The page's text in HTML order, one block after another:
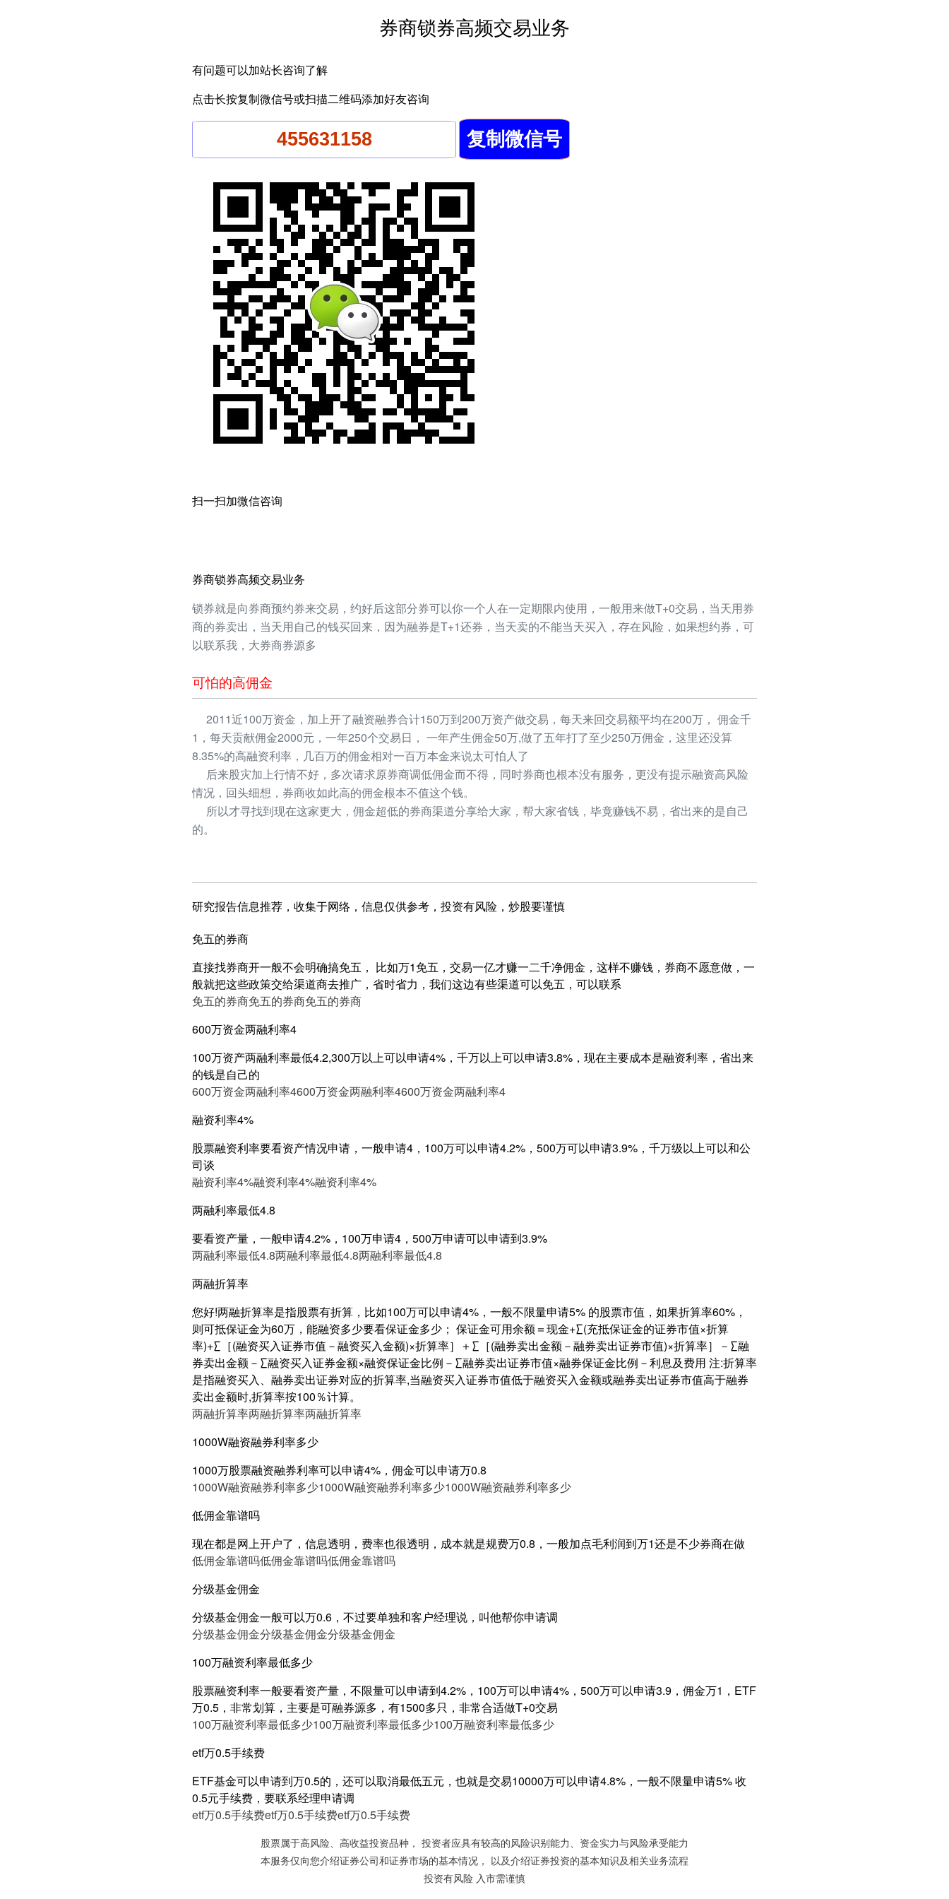
券商锁券高频交易业务
有问题可以加站长咨询了解
点击长按复制微信号或扫描二维码添加好友咨询
扫一扫加微信咨询
券商锁券高频交易业务
锁券就是向券商预约券来交易，约好后这部分券可以你一个人在一定期限内使用，一般用来做T+0交易，当天用券
商的券卖出，当天用自己的钱买回来，因为融券是T+1还券，当天卖的不能当天买入，存在风险，如果想约券，可
以联系我，大券商券源多
可怕的高佣金
2011近100万资金，加上开了融资融券合计150万到200万资产做交易，每天来回交易额平均在200万， 佣金千
1，每天贡献佣金2000元，一年250个交易日， 一年产生佣金50万,做了五年打了至少250万佣金，这里还没算
8.35%的高融资利率，几百万的佣金相对一百万本金来说太可怕人了
后来股灾加上行情不好，多次请求原券商调低佣金而不得，同时券商也根本没有服务，更没有提示融资高风险
情况，回头细想，券商收如此高的佣金根本不值这个钱。
所以才寻找到现在这家更大，佣金超低的券商渠道分享给大家，帮大家省钱，毕竟赚钱不易，省出来的是自己
的。
研究报告信息推荐，收集于网络，信息仅供参考，投资有风险，炒股要谨慎
免五的券商
直接找券商开一般不会明确搞免五， 比如万1免五，交易一亿才赚一二千净佣金，这样不赚钱，券商不愿意做，一
般就把这些政策交给渠道商去推广，省时省力，我们这边有些渠道可以免五，可以联系
免五的券商免五的券商免五的券商
600万资金两融利率4
100万资产两融利率最低4.2,300万以上可以申请4%，千万以上可以申请3.8%，现在主要成本是融资利率，省出来
的钱是自己的
600万资金两融利率4600万资金两融利率4600万资金两融利率4
融资利率4%
股票融资利率要看资产情况申请，一般申请4，100万可以申请4.2%，500万可以申请3.9%，千万级以上可以和公
司谈
融资利率4%融资利率4%融资利率4%
两融利率最低4.8
要看资产量，一般申请4.2%，100万申请4，500万申请可以申请到3.9%
两融利率最低4.8两融利率最低4.8两融利率最低4.8
两融折算率
您好!两融折算率是指股票有折算，比如100万可以申请4%，一般不限量申请5% 的股票市值，如果折算率60%，
则可抵保证金为60万，能融资多少要看保证金多少； 保证金可用余额＝现金+∑(充抵保证金的证券市值×折算
率)+∑［(融资买入证券市值－融资买入金额)×折算率］＋∑［(融券卖出金额－融券卖出证券市值)×折算率］－∑融
券卖出金额－∑融资买入证券金额×融资保证金比例－∑融券卖出证券市值×融券保证金比例－利息及费用 注:折算率
是指融资买入、融券卖出证券对应的折算率,当融资买入证券市值低于融资买入金额或融券卖出证券市值高于融券
卖出金额时,折算率按100％计算。
两融折算率两融折算率两融折算率
1000W融资融券利率多少
1000万股票融资融券利率可以申请4%，佣金可以申请万0.8
1000W融资融券利率多少1000W融资融券利率多少1000W融资融券利率多少
低佣金靠谱吗
现在都是网上开户了，信息透明，费率也很透明，成本就是规费万0.8，一般加点毛利润到万1还是不少券商在做
低佣金靠谱吗低佣金靠谱吗低佣金靠谱吗
分级基金佣金
分级基金佣金一般可以万0.6，不过要单独和客户经理说，叫他帮你申请调
分级基金佣金分级基金佣金分级基金佣金
100万融资利率最低多少
股票融资利率一般要看资产量，不限量可以申请到4.2%，100万可以申请4%，500万可以申请3.9，佣金万1，ETF
万0.5，非常划算，主要是可融券源多，有1500多只，非常合适做T+0交易
100万融资利率最低多少100万融资利率最低多少100万融资利率最低多少
etf万0.5手续费
ETF基金可以申请到万0.5的，还可以取消最低五元，也就是交易10000万可以申请4.8%，一般不限量申请5% 收
0.5元手续费，要联系经理申请调
etf万0.5手续费etf万0.5手续费etf万0.5手续费
股票属于高风险、高收益投资品种， 投资者应具有较高的风险识别能力、资金实力与风险承受能力
本服务仅向您介绍证券公司和证券市场的基本情况， 以及介绍证券投资的基本知识及相关业务流程
投资有风险 入市需谨慎